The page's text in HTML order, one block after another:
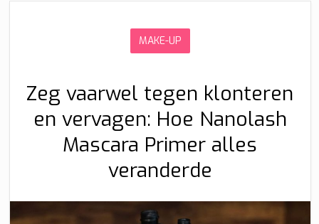
MAKE-UP
Zeg vaarwel tegen klonteren
en vervagen: Hoe Nanolash
Mascara Primer alles
veranderde